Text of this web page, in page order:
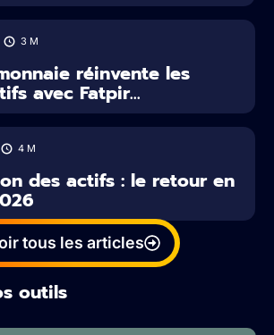
3 M
réinvente les
avec Fatpir...
4 M
des actifs : le retour en
tous les articles
outils